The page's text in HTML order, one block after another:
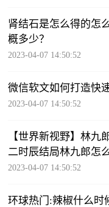
肾结石是怎么得的怎
概多少？
2023-04-07 14:50:52
微信软文如何打造快
2023-04-07 14:50:52
【世界新视野】林九
二时辰结局林九郎怎
2023-04-07 14:50:52
环球热门:辣椒什么时